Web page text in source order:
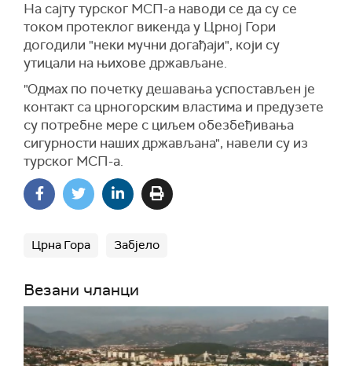
На сајту турског МСП-а наводи се да су се
током протеклог викенда у Црној Гори
догодили "неки мучни догађаји", који су
утицали на њихове држављане.
"Одмах по почетку дешавања успостављен је
контакт са црногорским властима и предузете
су потребне мере с циљем обезбеђивања
сигурности наших држављана", навели су из
турског МСП-а.
Црна Гора Забјело
Везани чланци